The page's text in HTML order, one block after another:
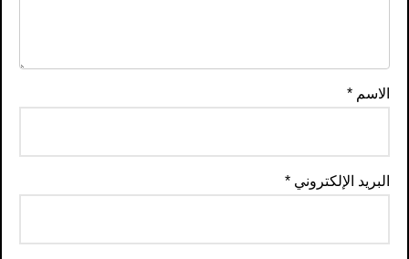
الاسم*
البريد الإلكتروني*